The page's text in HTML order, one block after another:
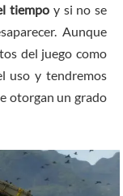
tiempo y si no se
Aunque
del juego como
uso y tendremos
otorgan un grado